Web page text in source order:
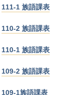
111-1 族語課表
110-2 族語課表
110-1 族語課表
109-2 族語課表
109-1族語課表